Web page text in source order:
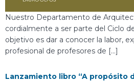
Nuestro Departamento de
cordialmente a ser parte del Ciclo
objetivo es dar a conocer la labor,
profesional de profesores de […]
Lanzamiento libro “A propósito